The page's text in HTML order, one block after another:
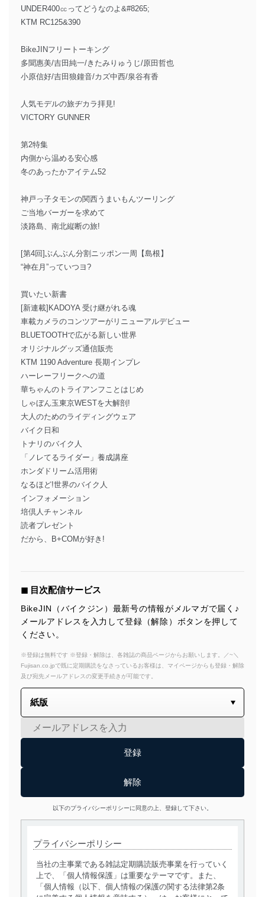
UNDER400㏄ってどうなのよ&#8265;
KTM RC125&390
BikeJINフリートーキング
多聞惠美/吉田純一/きたみりゅうじ/原田哲也
小原信好/吉田狼鐘音/カズ中西/泉谷有香
人気モデルの旅ヂカラ拝見!
VICTORY GUNNER
第2特集
内側から温める安心感
冬のあったかアイテム52
神戸っ子タモンの関西うまいもんツーリング
ご当地バーガーを求めて
淡路島、南北縦断の旅!
[第4回]ぶんぶん分割ニッポン一周【島根】
“神在月”っていつヨ?
買いたい新書
[新連載]KADOYA 受け継がれる魂
車載カメラのコンツアーがリニューアルデビュー
BLUETOOTHで広がる新しい世界
オリジナルグッズ通信販売
KTM 1190 Adventure 長期インプレ
ハーレーフリークへの道
華ちゃんのトライアンフことはじめ
しゃぼん玉東京WESTを大解剖!
大人のためのライディングウェア
バイク日和
トナリのバイク人
「ノレてるライダー」養成講座
ホンダドリーム活用術
なるほど!世界のバイク人
インフォメーション
培倶人チャンネル
読者プレゼント
だから、B+COMが好き!
◼︎ 目次配信サービス
BikeJIN（バイクジン）最新号の情報がメルマガで届く♪
メールアドレスを入力して登録（解除）ボタンを押して
ください。
※登録は無料です ※登録・解除は、各雑誌の商品ページからお願いします。／~＼
Fujisan.co.jpで既に定期購読をなさっているお客様は、マイページからも登録・解除
及び宛先メールアドレスの変更手続きが可能です。
以下のプライバシーポリシーに同意の上、登録して下さい。
プライバシーポリシー
当社の主事業である雑誌定期購読販売事業を行っていく
上で、「個人情報保護」は重要なテーマです。また、
「個人情報（以下、個人情報の保護の関する法律第2条